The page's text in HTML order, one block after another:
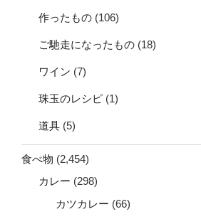
作ったもの (106)
ご馳走になったもの (18)
ワイン (7)
珠玉のレシピ (1)
道具 (5)
食べ物 (2,454)
カレー (298)
カツカレー (66)